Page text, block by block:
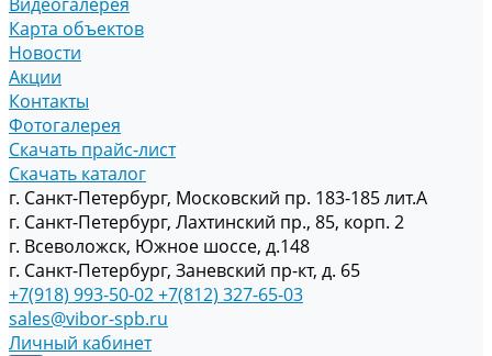
Карта объектов
Новости
Акции
Контакты
Фотогалерея
Скачать прайс-лист
Скачать каталог
г. Санкт-Петербург, Московский пр. 183-185 лит.А
г. Санкт-Петербург, Лахтинский пр., 85, корп. 2
г. Всеволожск, Южное шоссе, д.148
г. Санкт-Петербург, Заневский пр-кт, д. 65
+7(918) 993-50-02+7(812) 327-65-03
sales@vibor-spb.ru
Личный кабинет